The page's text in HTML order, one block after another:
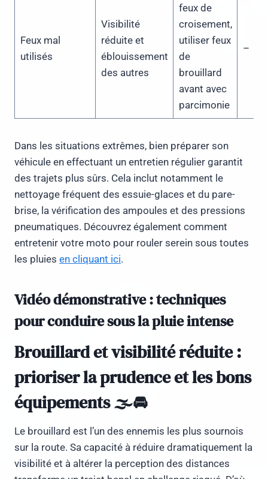
Feux mal
utilisés
Visibilité
réduite et
éblouissement
des autres
feux de
croisement,
utiliser feux
de
brouillard
avant avec
parcimonie
–
Dans les situations extrêmes, bien préparer son
véhicule en effectuant un entretien régulier garantit
des trajets plus sûrs. Cela inclut notamment le
nettoyage fréquent des essuie-glaces et du pare-
brise, la vérification des ampoules et des pressions
pneumatiques. Découvrez également comment
entretenir votre moto pour rouler serein sous toutes
les pluies en cliquant ici.
Vidéo démonstrative : techniques
pour conduire sous la pluie intense
Brouillard et visibilité réduite :
prioriser la prudence et les bons
équipements 🌫️🚘
Le brouillard est l’un des ennemis les plus sournois
sur la route. Sa capacité à réduire dramatiquement la
visibilité et à altérer la perception des distances